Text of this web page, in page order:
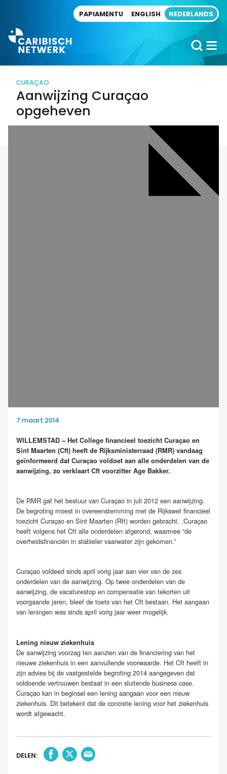
PAPIAMENTU ENGLISH NEDERLANDS
CURAÇAO
Aanwijzing Curaçao
opgeheven
7 maart 2014
WILLEMSTAD – Het College financieel toezicht Curaçao en
Sint Maarten (Cft) heeft de Rijksministerraad (RMR) vandaag
geïnformeerd dat Curaçao voldoet aan alle onderdelen van de
aanwijzing, zo verklaart Cft voorzitter Age Bakker.
De RMR gaf het bestuur van Curaçao in juli 2012 een aanwijzing.
De begroting moest in overeenstemming met de Rijkswet financieel
toezicht Curaçao en Sint Maarten (Rft) worden gebracht. .Curaçao
heeft volgens het Cft alle onderdelen afgerond, waarmee “de
overheidsfinanciën in stabieler vaarwater zijn gekomen.”
Curaçao voldeed sinds april vorig jaar aan vier van de zes
onderdelen van de aanwijzing. Op twee onderdelen van de
aanwijzing, de vacaturestop en compensatie van tekorten uit
voorgaande jaren, bleef de toets van het Cft bestaan. Het aangaan
van leningen was sinds april vorig jaar weer mogelijk.
Lening nieuw ziekenhuis
De aanwijzing voorzag ten aanzien van de financiering van het
nieuwe ziekenhuis in een aanvullende voorwaarde. Het Cft heeft in
zijn advies bij de vastgestelde begroting 2014 aangegeven dat
voldoende vertrouwen bestaat in een sluitende business case.
Curaçao kan in beginsel een lening aangaan voor een nieuw
ziekenhuis. Dit betekent dat de concrete lening voor het ziekenhuis
wordt afgewacht.
DELEN: